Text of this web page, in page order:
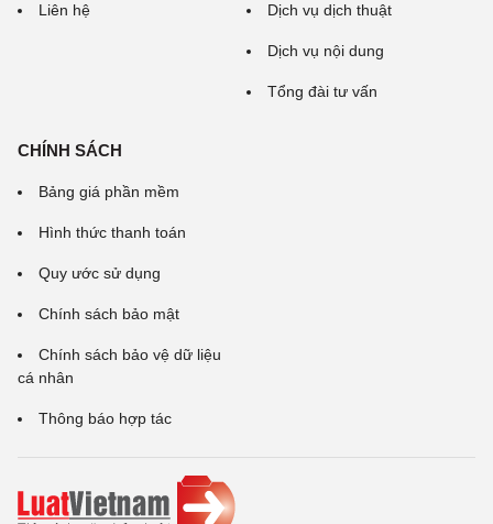
Liên hệ Dịch vụ dịch thuật
Dịch vụ nội dung
Tổng đài tư vấn
CHÍNH SÁCH
Bảng giá phần mềm
Hình thức thanh toán
Quy ước sử dụng
Chính sách bảo mật
Chính sách bảo vệ dữ liệu
cá nhân
Thông báo hợp tác